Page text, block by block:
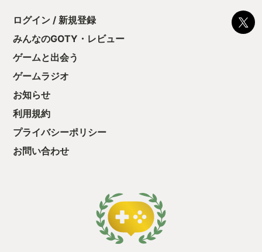
ログイン / 新規登録
みんなのGOTY・レビュー
ゲームと出会う
ゲームラジオ
お知らせ
利用規約
プライバシーポリシー
お問い合わせ